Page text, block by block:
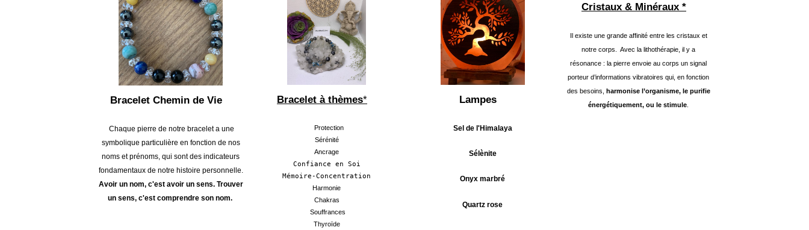
Bracelet Chemin de Vie
Chaque pierre de notre bracelet a une
symbolique particulière en fonction de nos
noms et prénoms, qui sont des indicateurs
fondamentaux de notre histoire personnelle.
Avoir un nom, c'est avoir un sens. Trouver
un sens, c'est comprendre son nom.
Bracelet à thèmes*
Protection
Sérénité
Ancrage
Confiance en Soi
Mémoire-Concentration
Harmonie
Chakras
Souffrances
Thyroïde
Lampes
Sel de l'Himalaya
Sélènite
Onyx marbré
Quartz rose
Cristaux & Minéraux *
Il existe une grande affinité entre les cristaux et
notre corps. Avec la lithothérapie, il y a
résonance : la pierre envoie au corps un signal
porteur d’informations vibratoires qui, en fonction
des besoins, harmonise l’organisme, le purifie
énergétiquement, ou le stimule